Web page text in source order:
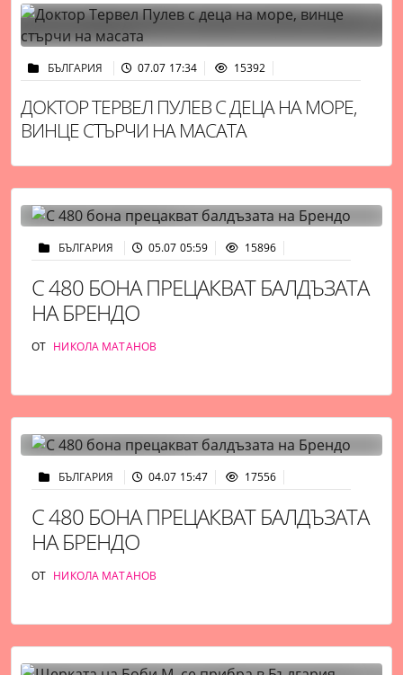
БЪЛГАРИЯ 07.07 17:34 15392
ДОКТОР ТЕРВЕЛ ПУЛЕВ С ДЕЦА НА МОРЕ,
ВИНЦЕ СТЪРЧИ НА МАСАТА
БЪЛГАРИЯ 05.07 05:59 15896
С 480 БОНА ПРЕЦАКВАТ БАЛДЪЗАТА
НА БРЕНДО
ОТ НИКОЛА МАТАНОВ
БЪЛГАРИЯ 04.07 15:47 17556
С 480 БОНА ПРЕЦАКВАТ БАЛДЪЗАТА
НА БРЕНДО
ОТ НИКОЛА МАТАНОВ